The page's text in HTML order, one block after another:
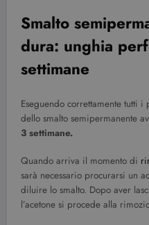
Smalto
dura: unghia
settimane
Eseguendo correttamente tutti
dello smalto semipermanente
3 settimane.
Quando arriva il momento di
sarà necessario procurarsi un
diluire lo smalto. Dopo aver
l’acetone si procede alla
VISITOR_INFO1_LIVE